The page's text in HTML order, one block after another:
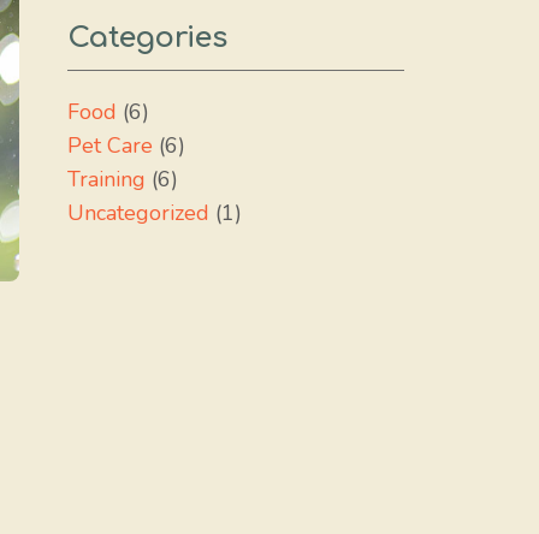
Categories
Food (6)
Pet Care (6)
Training (6)
Uncategorized (1)